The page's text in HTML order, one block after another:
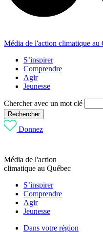
Média de l'action climatique au
S’inspirer
Comprendre
Agir
Jeunesse
Chercher avec un mot clé
Rechercher
Donnez
Média de l'action
climatique au Québec
S’inspirer
Comprendre
Agir
Jeunesse
Dans votre région